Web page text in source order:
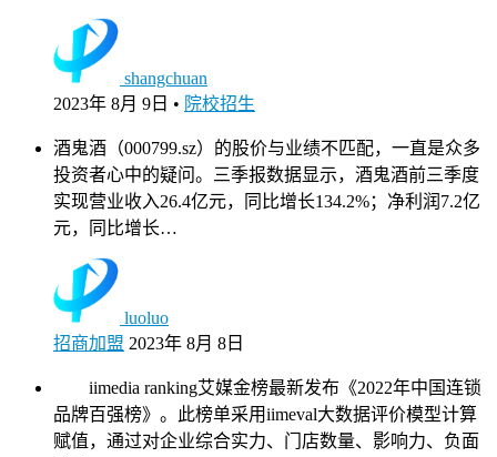
shangchuan
2023年 8月 9日 • 院校招生
酒鬼酒（000799.sz）的股价与业绩不匹配，一直是众多
投资者心中的疑问。三季报数据显示，酒鬼酒前三季度
实现营业收入26.4亿元，同比增长134.2%；净利润7.2亿
元，同比增长…
luoluo
招商加盟 2023年 8月 8日
iimedia ranking艾媒金榜最新发布《2022年中国连锁
品牌百强榜》。此榜单采用iimeval大数据评价模型计算
赋值，通过对企业综合实力、门店数量、影响力、负面